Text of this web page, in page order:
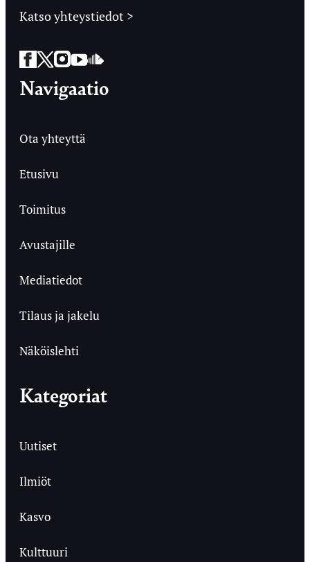
Katso yhteystiedot >
Facebook
Twitter
Instagram
YouTube
SoundCloud
Navigaatio
Ota yhteyttä
Etusivu
Toimitus
Avustajille
Mediatiedot
Tilaus ja jakelu
Näköislehti
Kategoriat
Uutiset
Ilmiöt
Kasvo
Kulttuuri